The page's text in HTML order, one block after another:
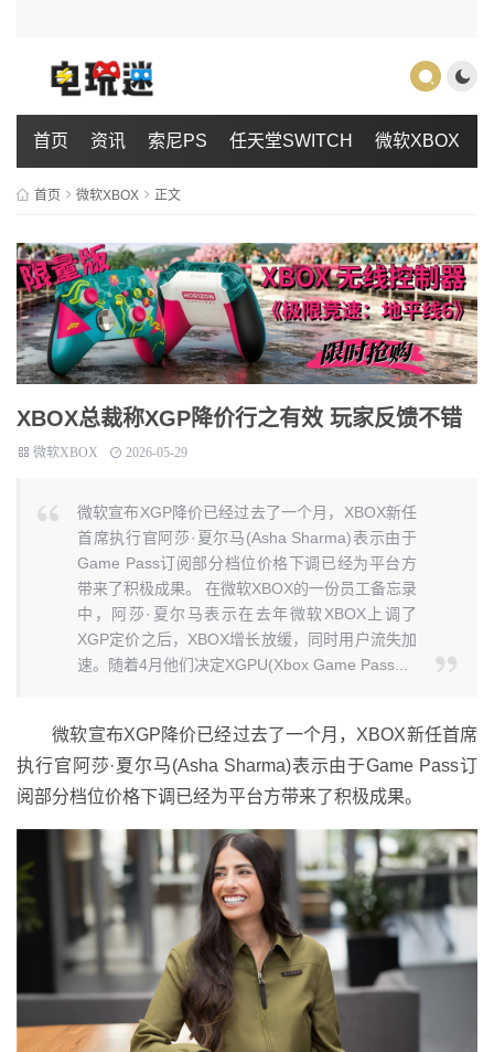
首页 资讯 索尼PS 任天堂SWITCH 微软XBOX
首页 微软XBOX 正文
XBOX总裁称XGP降价行之有效 玩家反馈不错
微软XBOX 2026-05-29
微软宣布XGP降价已经过去了一个月，XBOX新任
首席执行官阿莎·夏尔马(Asha Sharma)表示由于
Game Pass订阅部分档位价格下调已经为平台方
带来了积极成果。 在微软XBOX的一份员工备忘录
中，阿莎·夏尔马表示在去年微软XBOX上调了
XGP定价之后，XBOX增长放缓，同时用户流失加
速。随着4月他们决定XGPU(Xbox Game Pass...
微软宣布XGP降价已经过去了一个月，XBOX新任首席
执行官阿莎·夏尔马(Asha Sharma)表示由于Game Pass订
阅部分档位价格下调已经为平台方带来了积极成果。